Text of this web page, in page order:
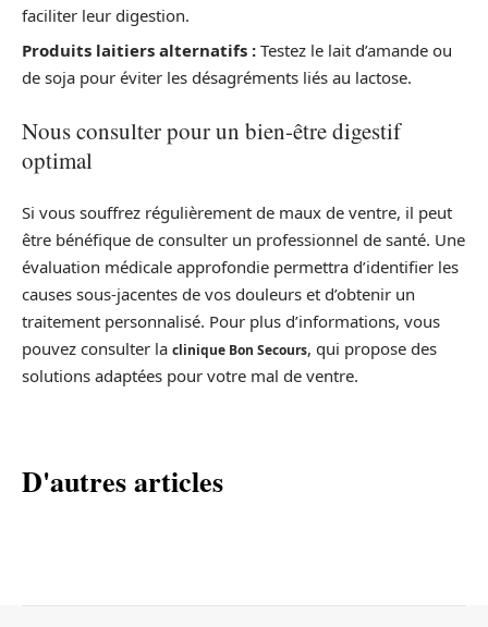
faciliter leur digestion.
Produits laitiers alternatifs : Testez le lait d’amande ou
de soja pour éviter les désagréments liés au lactose.
Nous consulter pour un bien-être digestif
optimal
Si vous souffrez régulièrement de maux de ventre, il peut
être bénéfique de consulter un professionnel de santé. Une
évaluation médicale approfondie permettra d’identifier les
causes sous-jacentes de vos douleurs et d’obtenir un
traitement personnalisé. Pour plus d’informations, vous
pouvez consulter la clinique Bon Secours, qui propose des
solutions adaptées pour votre mal de ventre.
D'autres articles